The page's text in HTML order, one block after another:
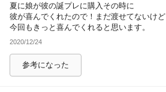
夏に娘が彼の誕プレに購入その時に
彼が喜んでくれたので！まだ渡せてないけど
今回もきっと喜んでくれると思います。
2020/12/24
参考になった